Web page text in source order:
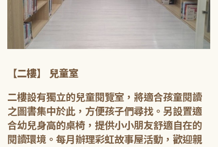
【二樓】 兒童室
二樓設有獨立的兒童閱覽室，將適合孩童閱讀
之圖書集中於此，方便孩子們尋找。另設置適
合幼兒身高的桌椅，提供小小朋友舒適自在的
閱讀環境。每月辦理彩虹故事屋活動，歡迎親